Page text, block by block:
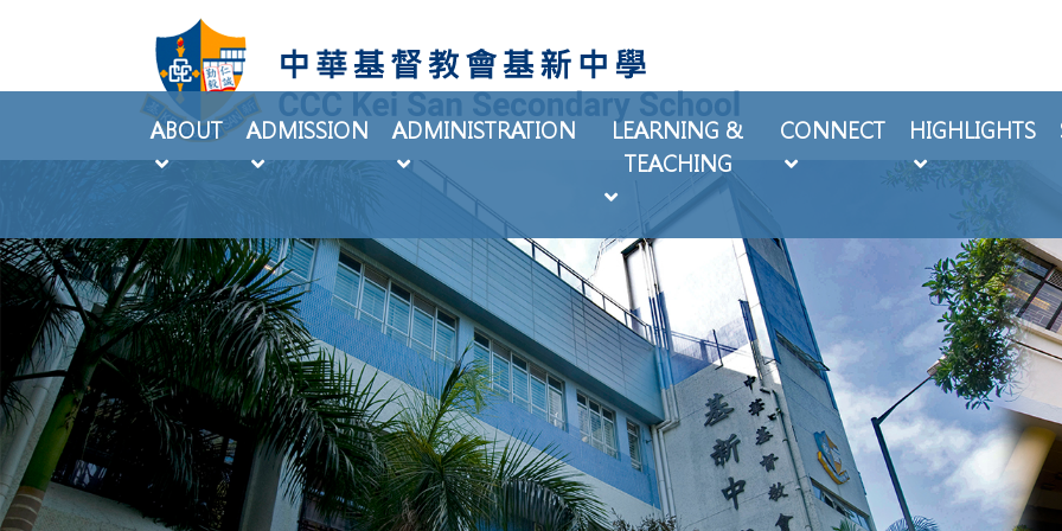
ABOUT ADMISSION ADMINISTRATION
LEARNING &
TEACHING
CONNECT HIGHLIGHTS